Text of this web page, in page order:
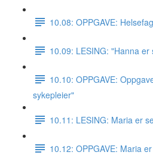
10.08: OPPGAVE:
10.09: LESING: "Hanna er
10.10: OPPGAVE:
sykepleier"
10.11: LESING: Maria er
10.12: OPPGAVE: Maria